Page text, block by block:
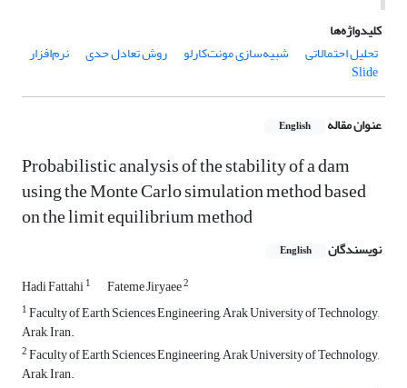
کلیدواژه‌ها
تحلیل احتمالاتی
شبیه‌سازی مونت‌کارلو روش‌ تعادل حدی نرم‌افزار
Slide
عنوان مقاله English
Probabilistic analysis of the stability of a dam
using the Monte Carlo simulation method based
on the limit equilibrium method
نویسندگان English
Hadi Fattahi1 Fateme Jiryaee2
1Faculty of Earth Sciences Engineering, Arak University of Technology,
Arak, Iran.
2Faculty of Earth Sciences Engineering, Arak University of Technology,
Arak, Iran.